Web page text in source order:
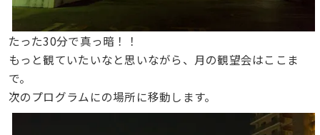
たった30分で真っ暗！！
もっと観ていたいなと思いながら、月の観望会はここま
で。
次のプログラムにの場所に移動します。